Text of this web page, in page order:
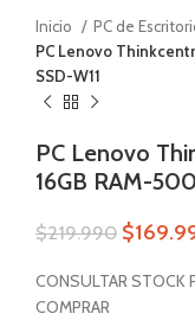
Inicio PC de
PC Lenovo
SSD-W11
PC Lenovo
16GB RAM-
$219.990 $
CONSULTAR STOCK
COMPRAR